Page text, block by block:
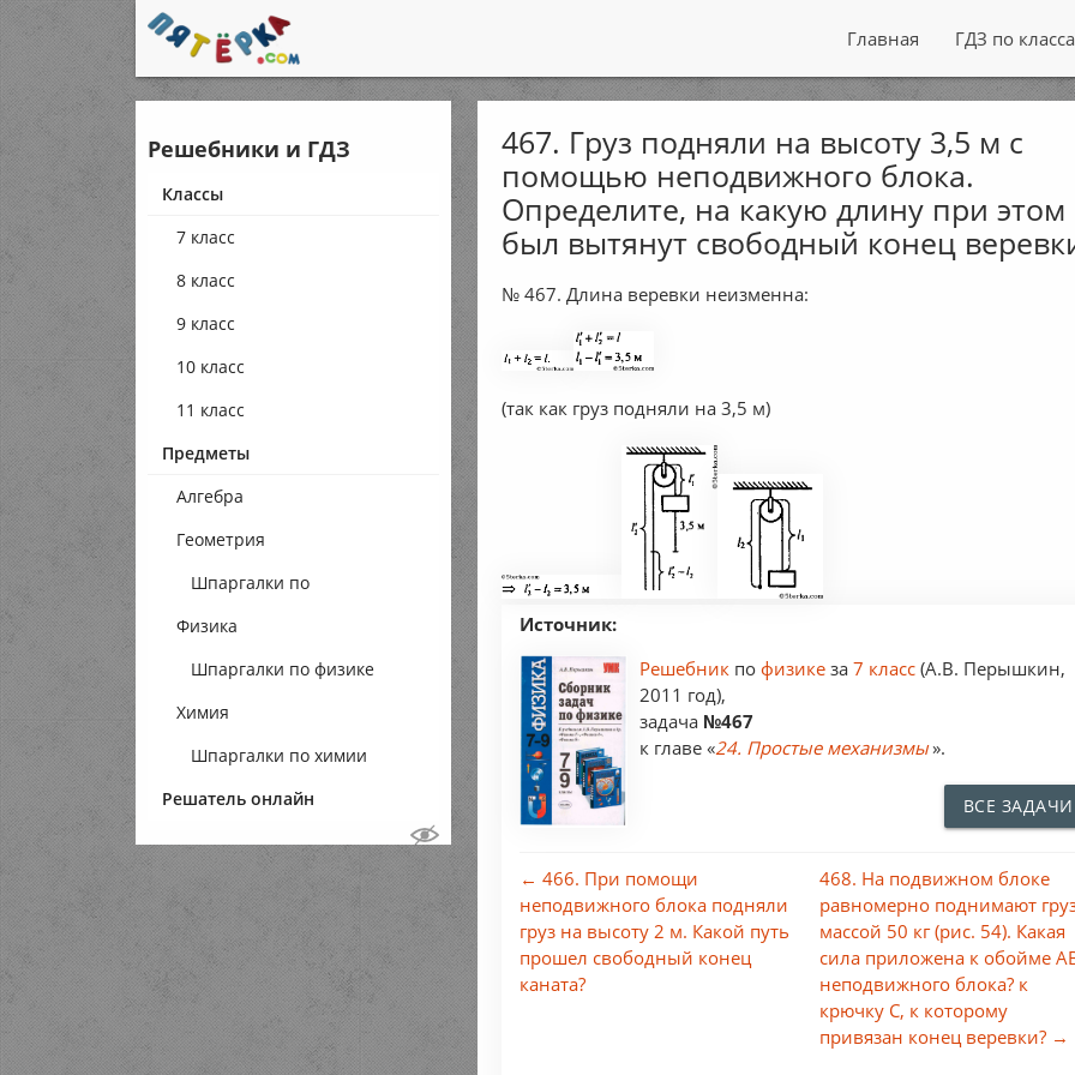
Главная ГДЗ по
Решебники и ГДЗ
Классы
7 класс
8 класс
9 класс
10 класс
11 класс
Предметы
Алгебра
Геометрия
Шпаргалки по
геометрии
Физика
Шпаргалки по физике
Химия
Шпаргалки по химии
Решатель онлайн
467. Груз подняли на высоту 3,5 м с
помощью неподвижного блока.
Определите, на какую длину при этом
был вытянут свободный конец
№ 467. Длина веревки неизменна:
(так как груз подняли на 3,5 м)
Источник:
Решебник пофизикеза7 класс (А.В. Перышкин,
2011 год),
задача №467
к главе «24. Простые механизмы».
ВСЕ ЗАДАЧИ
← 466. При помощи
неподвижного блока подняли
груз на высоту 2 м. Какой путь
прошел свободный конец
каната?
468. На подвижном блоке
равномерно поднимают
массой 50 кг (рис. 54). Какая
сила приложена к обойме
неподвижного блока? к
крючку С, к которому
привязан конец веревки? →